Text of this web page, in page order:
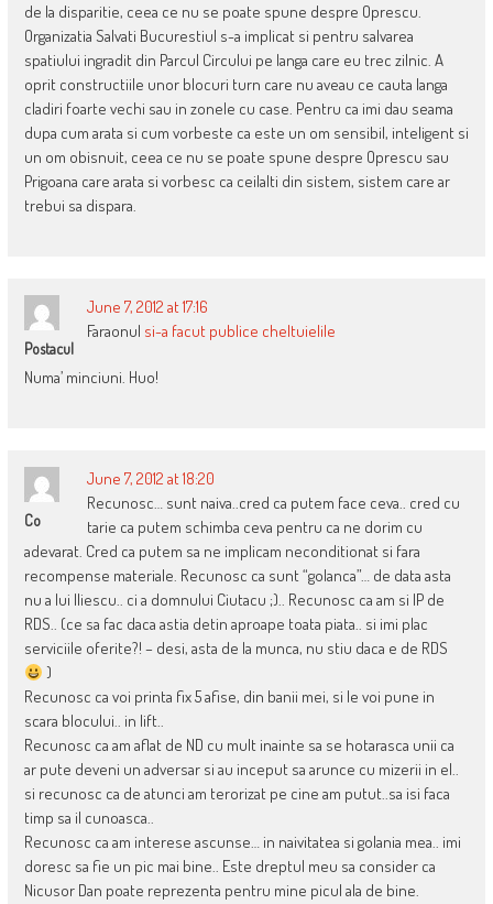
de la disparitie, ceea ce nu se poate spune despre Oprescu.
Organizatia Salvati Bucurestiul s-a implicat si pentru salvarea
spatiului ingradit din Parcul Circului pe langa care eu trec zilnic. A
oprit constructiile unor blocuri turn care nu aveau ce cauta langa
cladiri foarte vechi sau in zonele cu case. Pentru ca imi dau seama
dupa cum arata si cum vorbeste ca este un om sensibil, inteligent si
un om obisnuit, ceea ce nu se poate spune despre Oprescu sau
Prigoana care arata si vorbesc ca ceilalti din sistem, sistem care ar
trebui sa dispara.
Postacul
June 7, 2012 at 17:16
Faraonul si-a facut publice cheltuielile
Numa’ minciuni. Huo!
Co
June 7, 2012 at 18:20
Recunosc… sunt naiva..cred ca putem face ceva.. cred cu
tarie ca putem schimba ceva pentru ca ne dorim cu
adevarat. Cred ca putem sa ne implicam neconditionat si fara
recompense materiale. Recunosc ca sunt “golanca”… de data asta
nu a lui Iliescu.. ci a domnului Ciutacu ;).. Recunosc ca am si IP de
RDS.. (ce sa fac daca astia detin aproape toata piata.. si imi plac
serviciile oferite?! – desi, asta de la munca, nu stiu daca e de RDS
)
Recunosc ca voi printa fix 5 afise, din banii mei, si le voi pune in
scara blocului.. in lift..
Recunosc ca am aflat de ND cu mult inainte sa se hotarasca unii ca
ar pute deveni un adversar si au inceput sa arunce cu mizerii in el..
si recunosc ca de atunci am terorizat pe cine am putut..sa isi faca
timp sa il cunoasca..
Recunosc ca am interese ascunse… in naivitatea si golania mea.. imi
doresc sa fie un pic mai bine.. Este dreptul meu sa consider ca
Nicusor Dan poate reprezenta pentru mine picul ala de bine.